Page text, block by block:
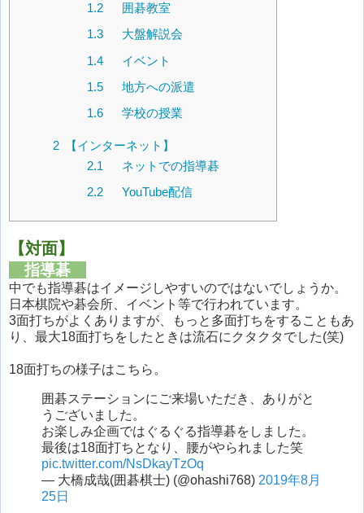
1.2
囲碁教室
1.3
大盤解説会
1.4
イベント
1.5
地方への派遣
1.6
学校の授業
2
【インターネット】
2.1
ネットでの指導碁
2.2
YouTube配信
【対面】
指導碁
中でも指導碁はイメージしやすいのではないでしょうか。
日本棋院や碁会所、イベント等で行われています。
3面打ちがよくありますが、もっと多面打ちをすることもあ
り、最大18面打ちをしたときは流石にクタクタでした(笑)
18面打ちの様子はこちら。
囲碁ステーションにご来場いただき、ありがと
うございました。
お楽しみ企画ではぐるぐる指導碁をしました。
最後は18面打ちとなり、腰がやられました笑
pic.twitter.com/NsDkayTzOq
— 大橋成哉(囲碁棋士) (@ohashi768) 2019年8月
25日